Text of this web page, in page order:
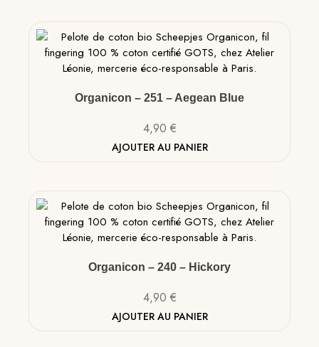
Organicon – 251 – Aegean Blue
4,90 €
AJOUTER AU PANIER
Organicon – 240 – Hickory
4,90 €
AJOUTER AU PANIER